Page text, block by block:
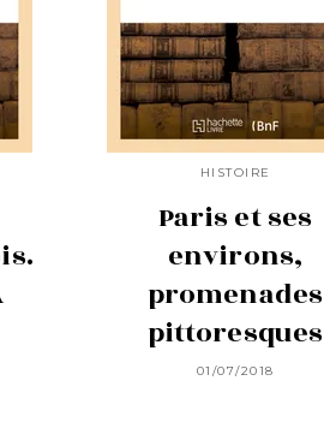
HISTOIRE
Paris et ses
environs,
promenades
pittoresques
01/07/2018